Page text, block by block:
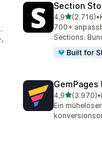
verfügbar
,
Section
4,9von 5
(2.716)
2716 •
700+
Sections.
Built for
GemPages
4,9von 5
(3.970)
3970 •
Ein